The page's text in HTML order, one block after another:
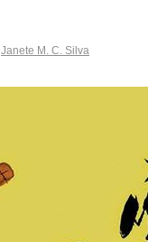
Janete M. C. Silva